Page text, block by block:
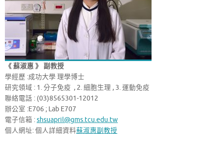
《 蘇淑惠 》 副教授
學經歷 :成功大學 理學博士
研究領域 : 1. 分子免疫 , 2. 細胞生理 , 3. 運動免疫
聯絡電話 : (03)8565301-12012
辦公室 :E706 ; Lab E707
電子信箱 :shsuapril@gms.tcu.edu.tw
個人網址: 個人詳細資料蘇淑惠副教授